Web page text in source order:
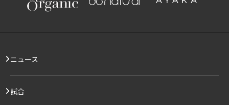
ニュース
試合